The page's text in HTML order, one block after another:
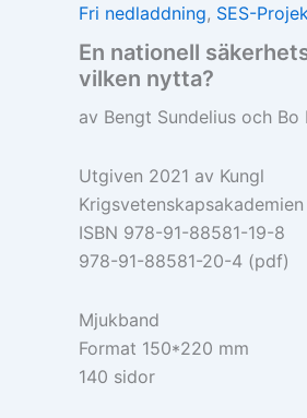
Fri nedladdning, SES-
En nationell
vilken nytta?
av Bengt Sundelius och Bo
Utgiven 2021 av Kungl
Krigsvetenskapsakademien
ISBN 978-91-88581-19-8
978-91-88581-20-4 (pdf)
Mjukband
Format 150*220 mm
140 sidor